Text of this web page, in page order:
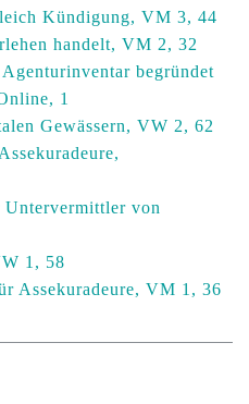
Kündigung, VM 3, 44
handelt, VM 2, 32
begründet
1
Gewässern, VW 2, 62
von
1, 58
Assekuradeure, VM 1, 36